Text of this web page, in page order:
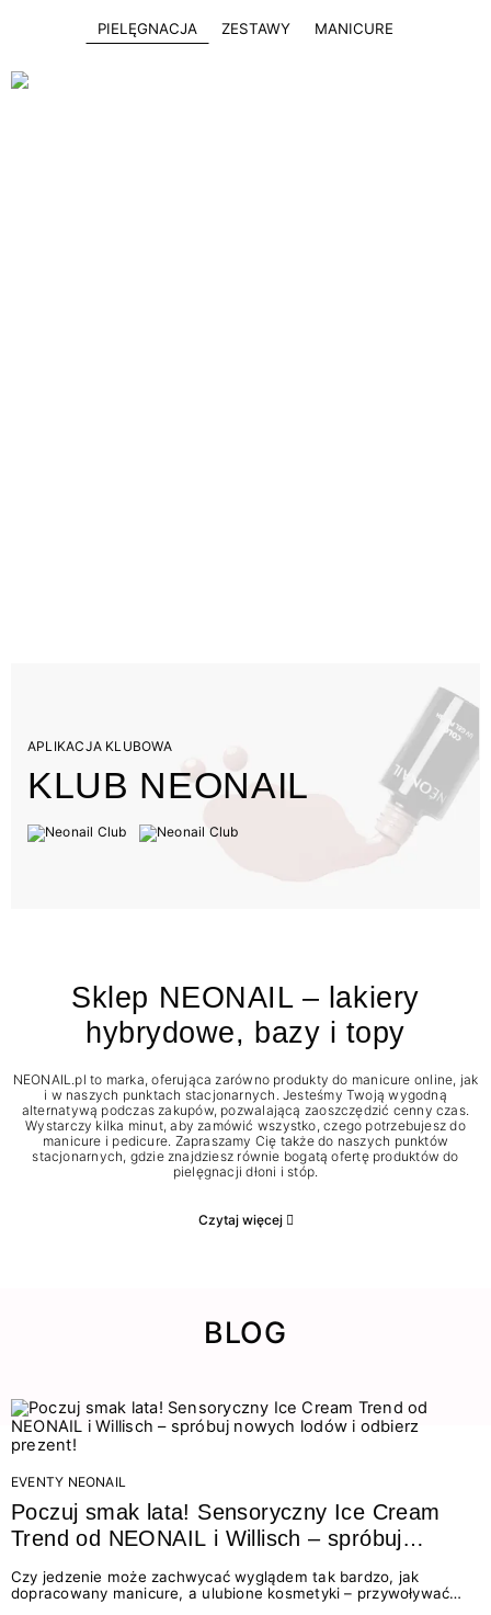
PIELĘGNACJA ZESTAWY MANICURE
APLIKACJA KLUBOWA
KLUB NEONAIL
Sklep NEONAIL – lakiery
hybrydowe, bazy i topy
NEONAIL.pl to marka, oferująca zarówno produkty do manicure online, jak
i w naszych punktach stacjonarnych. Jesteśmy Twoją wygodną
alternatywą podczas zakupów, pozwalającą zaoszczędzić cenny czas.
Wystarczy kilka minut, aby zamówić wszystko, czego potrzebujesz do
manicure i pedicure. Zapraszamy Cię także do naszych punktów
stacjonarnych, gdzie znajdziesz równie bogatą ofertę produktów do
pielęgnacji dłoni i stóp.
Czytaj więcej
BLOG
EVENTY NEONAIL
Poczuj smak lata! Sensoryczny Ice Cream
Trend od NEONAIL i Willisch – spróbuj
nowych lodów i odbierz prezent!
Czy jedzenie może zachwycać wyglądem tak bardzo, jak
dopracowany manicure, a ulubione kosmetyki – przywoływać